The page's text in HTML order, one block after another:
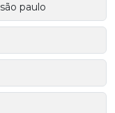
paulo